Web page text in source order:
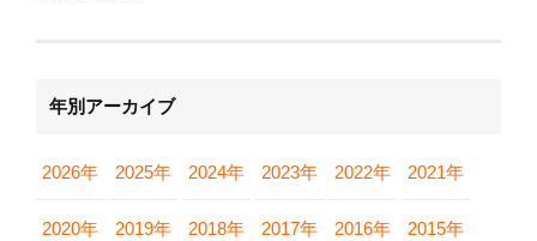
年別アーカイブ
2026年 2025年 2024年 2023年 2022年 2021年
2020年 2019年 2018年 2017年 2016年 2015年